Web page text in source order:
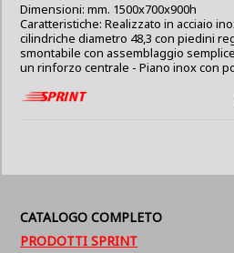
Dimensioni: mm. 1500x700x900h
Caratteristiche: Realizzato in acciaio
cilindriche diametro 48,3 con piedini
smontabile con assemblaggio
un rinforzo centrale - Piano inox con
CATALOGO COMPLETO
PRODOTTI SPRINT